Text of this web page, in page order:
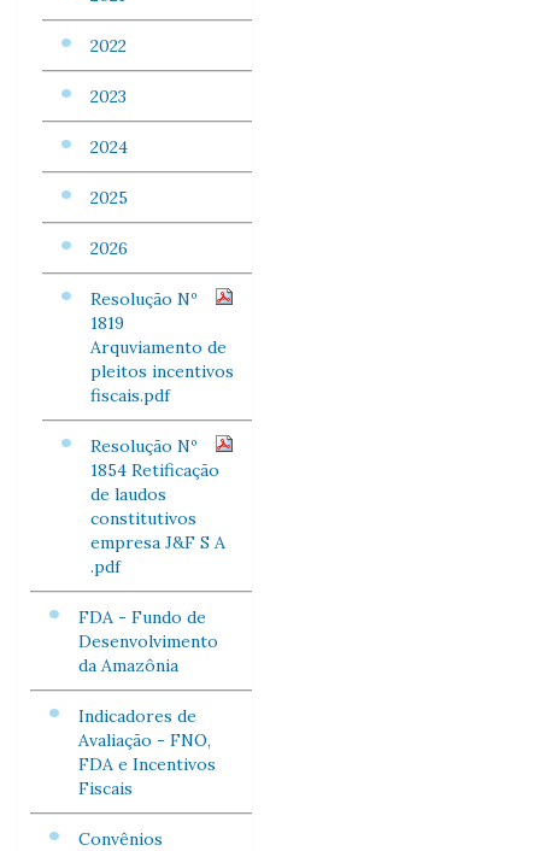
2022
2023
2024
2025
2026
Resolução Nº
1819
Arquviamento de
pleitos incentivos
fiscais.pdf
Resolução Nº
1854 Retificação
de laudos
constitutivos
empresa J&F S A
.pdf
FDA - Fundo de
Desenvolvimento
da Amazônia
Indicadores de
Avaliação - FNO,
FDA e Incentivos
Fiscais
Convênios